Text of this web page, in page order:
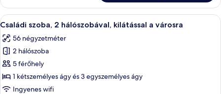
városra
további
részletei
A
következő
szoba
összes
képének
megtekintése:
Családi
Egy szállodai szoba, amelyben egy
9
Családi szoba, 2 hálószobával, kilátással a városra
56 négyzetméter
2 hálószoba
5 férőhely
1 kétszemélyes ágy és 3 egyszemélyes ágy
Ingyenes wifi